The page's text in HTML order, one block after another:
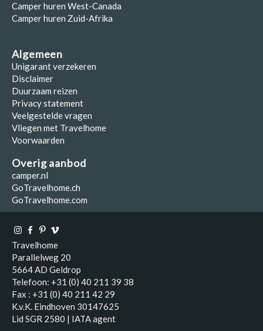
Camper huren West-Canada
Camper huren Zuid-Afrika
Algemeen
Unigarant verzekeren
Disclaimer
Duurzaam reizen
Privacy statement
Veelgestelde vragen
Vliegen met Travelhome
Voorwaarden
Overig aanbod
camper.nl
GoTravelhome.ch
GoTravelhome.com
Travelhome
Parallelweg 20
5664 AD Geldrop
Telefoon: +31 (0) 40 211 39 38
Fax : +31 (0) 40 211 42 29
K.v.K. Eindhoven 30147625
Lid SGR 2580 | IATA agent